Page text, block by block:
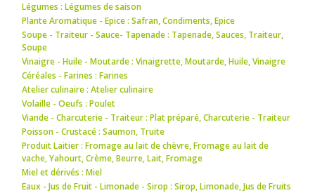
Légumes : Légumes de saison
Plante Aromatique - Epice : Safran,Condiments,Epice
Soupe - Traiteur - Sauce- Tapenade : Tapenade,Sauces, Traiteur,
Soupe
Vinaigre - Huile - Moutarde : Vinaigrette,Moutarde,Huile,Vinaigre
Céréales - Farines : Farines
Atelier culinaire : Atelier culinaire
Volaille - Oeufs : Poulet
Viande - Charcuterie - Traiteur : Plat préparé,Charcuterie - Traiteur
Poisson - Crustacé : Saumon, Truite
Produit Laitier : Fromage au lait de chèvre,Fromage au lait de
vache,Yahourt,Crème,Beurre,Lait,Fromage
Miel et dérivés : Miel
Eaux - Jus de Fruit - Limonade - Sirop : Sirop,Limonade,Jus de Fruits